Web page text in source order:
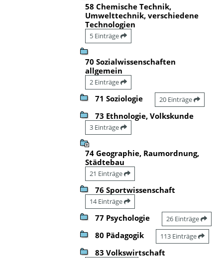
58 Chemische Technik,
Umwelttechnik, verschiedene
Technologien
5 Einträge
70 Sozialwissenschaften
allgemein
2 Einträge
71 Soziologie 20 Einträge
73 Ethnologie, Volkskunde
3 Einträge
74 Geographie, Raumordnung,
Städtebau
21 Einträge
76 Sportwissenschaft
14 Einträge
77 Psychologie 26 Einträge
80 Pädagogik 113 Einträge
83 Volkswirtschaft